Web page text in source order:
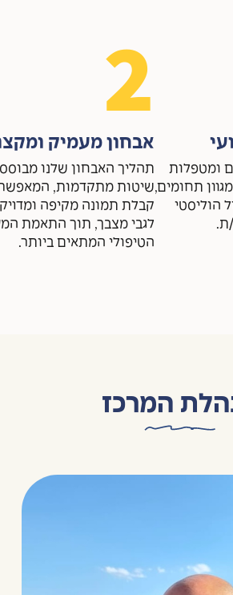
ומטפלות
תחומים,
הוליסטי
ת.
2
אבחון מעמיק
תהליך האבחון שלנו
שיטות מתקדמות,
קבלת תמונה מקיפה
לגבי מצבך, תוך התאמת
הטיפולי המתאים ביותר.
המרכז